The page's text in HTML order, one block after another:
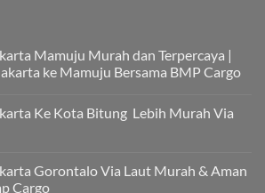
Mamuju Murah dan Terpercaya |
ke Mamuju Bersama BMP Cargo
Ke Kota Bitung Lebih Murah Via
Gorontalo Via Laut Murah & Aman
Cargo